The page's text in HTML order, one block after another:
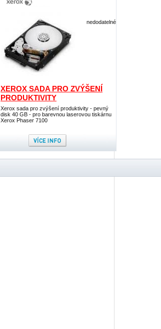
XEROX SADA PRO ZVÝŠENÍ
PRODUKTIVITY
Xerox sada pro zvýšení produktivity - pevný
disk 40 GB - pro barevnou laserovou tiskárnu
Xerox Phaser 7100
nedodatelné